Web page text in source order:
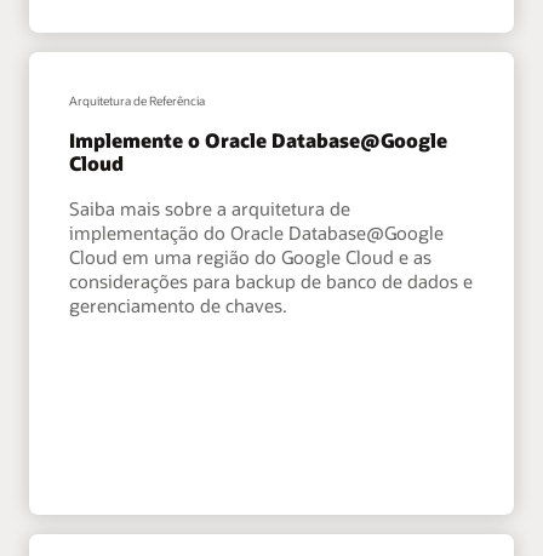
Arquitetura de Referência
Implemente o Oracle Database@Google
Cloud
Saiba mais sobre a arquitetura de
implementação do Oracle Database@Google
Cloud em uma região do Google Cloud e as
considerações para backup de banco de dados e
gerenciamento de chaves.